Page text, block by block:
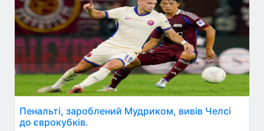
Пенальті, зароблений Мудриком, вивів Челсі
до єврокубків.